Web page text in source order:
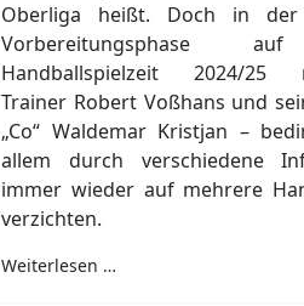
Oberliga heißt. Doch in der
Vorbereitungsphase
Handballspielzeit 2024/25
Trainer Robert Voßhans und
„Co“ Waldemar Kristjan –
allem durch verschiedene
immer wieder auf mehrere
verzichten.
Weiterlesen …